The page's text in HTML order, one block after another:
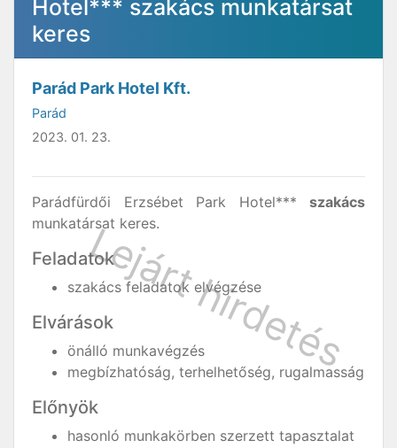
Hotel*** szakács munkatársat
keres
Parád Park Hotel Kft.
Parád
2023. 01. 23.
Parádfürdői Erzsébet Park Hotel*** szakács
munkatársat keres.
Feladatok
szakács feladatok elvégzése
Elvárások
önálló munkavégzés
megbízhatóság, terhelhetőség, rugalmasság
Előnyök
hasonló munkakörben szerzett tapasztalat